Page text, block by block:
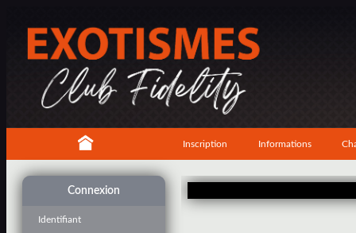
Inscription Informations
Connexion
Identifiant